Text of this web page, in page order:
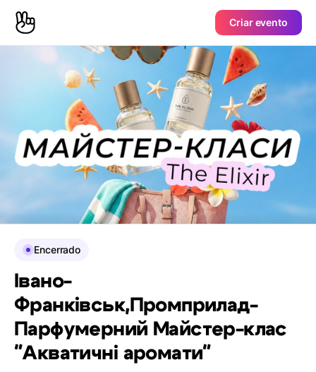
Criar evento
Encerrado
Івано-
Франківськ,Промприлад-
Парфумерний Майстер-клас
"Акватичні аромати"